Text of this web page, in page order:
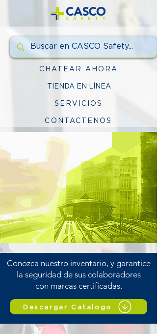
CHATEAR AHORA
TIENDA EN LÍNEA
SERVICIOS
CONTACTENOS
Conozca nuestro inventario, y garantice
la seguridad de sus colaboradores
con marcas certificadas.
Descargar Catalogo